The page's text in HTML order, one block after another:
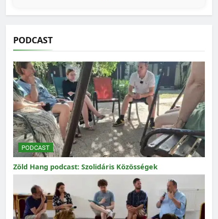
PODCAST
PODCAST
Zöld Hang podcast: Szolidáris Közösségek